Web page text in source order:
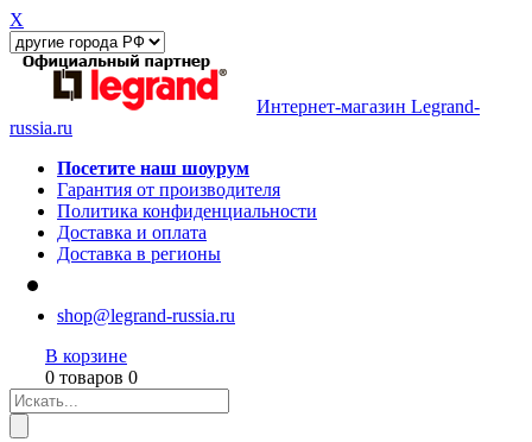
X
Интернет-магазин Legrand-
russia.ru
Посетите наш шоурум
Гарантия от производителя
Политика конфиденциальности
Доставка и оплата
Доставка в регионы
shop@legrand-russia.ru
В корзине
0 товаров 0